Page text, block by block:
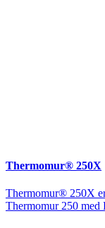
Thermomur® 250X
Thermomur® 250X
Thermomur 250 med